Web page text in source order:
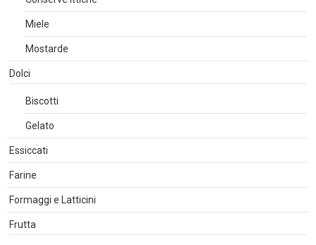
Miele
Mostarde
Dolci
Biscotti
Gelato
Essiccati
Farine
Formaggi e Latticini
Frutta